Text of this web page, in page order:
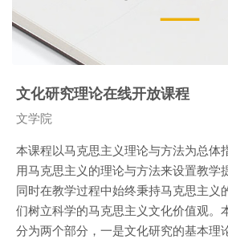
文化研究理论在线开放课程
课程类别
文学院
本课程以马克思主义理论与方法为总体
用马克思主义的理论与方法来设置教学
同时在教学过程中始终秉持马克思主义
们树立科学的马克思主义文化价值观。
分为两个部分，一是文化研究的基本理